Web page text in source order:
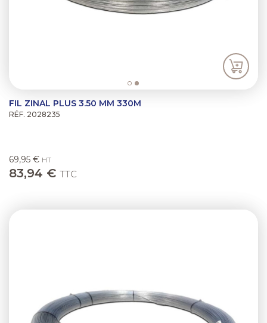
FIL ZINAL PLUS 3.50 MM 330M
RÉF. 2028235
69,95 € HT
83,94 € TTC